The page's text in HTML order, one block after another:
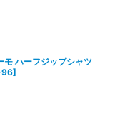
モ ハーフジップシャツ
]